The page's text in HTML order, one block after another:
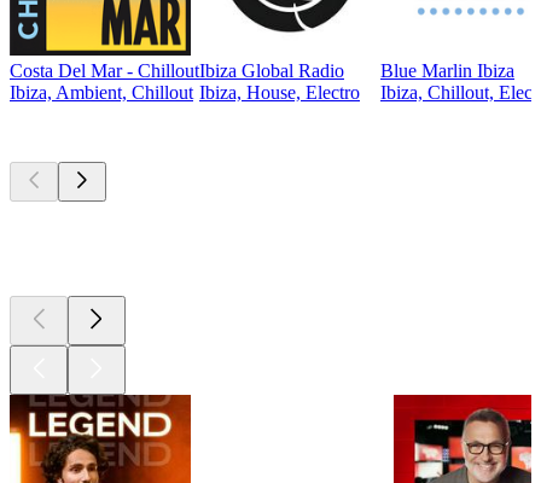
Costa Del Mar - Chillout
Ibiza, Ambient, Chillout
Ibiza Global Radio
Ibiza, House, Electro
Blue Marlin Ibiza
Ibiza, Chillout,